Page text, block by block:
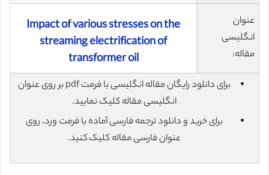
عنوان
انگلیسی
مقاله:
Impact of various stresses on the
streaming electrification of
transformer oil
برای دانلود رایگان مقاله انگلیسی با فرمت pdf بر روی عنوان
انگلیسی مقاله کلیک نمایید.
برای خرید و دانلود ترجمه فارسی آماده با فرمت ورد، روی
عنوان فارسی مقاله کلیک کنید.